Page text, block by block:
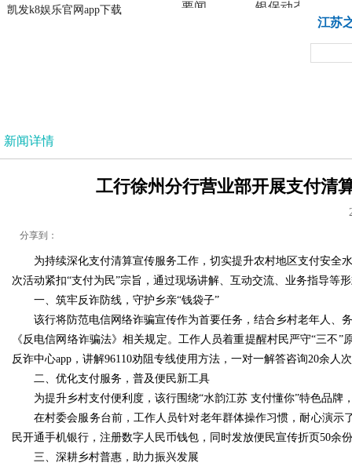
凯发k8娱乐官网app下载
凯发k8娱乐官网app下载
要闻 银保动态
江苏
新闻详情
工行徐州分行营业部开展支付清
分享到：
为持续深化支付清算宣传服务工作，切实提升农村地区支付安全
次活动紧扣“支付为民”宗旨，通过现场讲解、互动交流、业务指导等
一、筑牢反诈防线，守护乡亲“钱袋子”
该行将防范电信网络诈骗宣传作为首要任务，结合乡村老年人、
《反电信网络诈骗法》相关规定。工作人员着重提醒村民严守“三
反诈中心app，讲解96110劝阻专线使用方法，一对一解答咨询20余人
二、优化支付服务，普及便民新工具
为提升乡村支付便利度，该行围绕“水韵江苏 支付懂你”特色品
在村委会服务台前，工作人员针对老年群体操作习惯，耐心演
民开通手机银行，注册数字人民币钱包，同时发放便民宣传折页50余
三、深耕乡村普惠，助力振兴发展